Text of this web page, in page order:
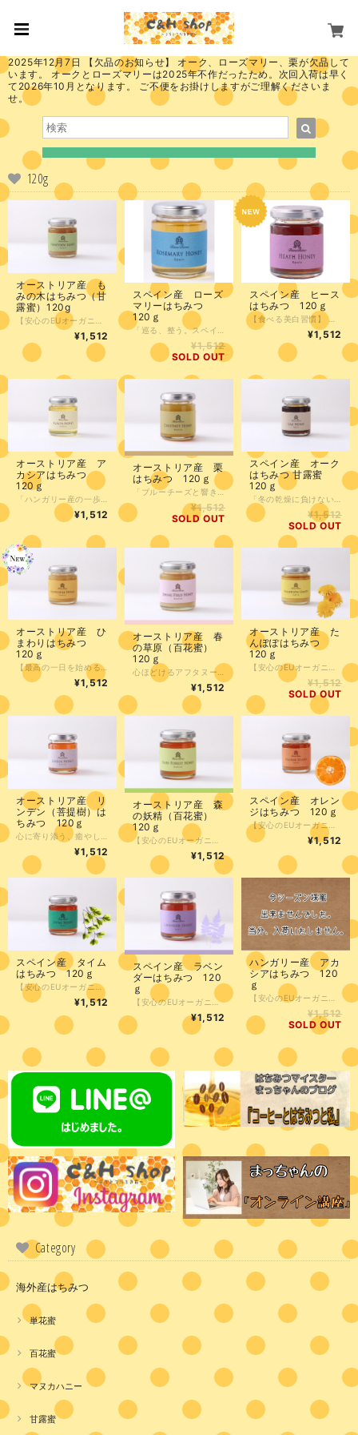
2025年12月7日 【欠品のお知らせ】 オーク、ローズマリー、栗が欠品して
います。 オークとローズマリーは2025年不作だったため。次回入荷は早く
て2026年10月となります。 ご不便をお掛けしますがご理解くださいま
せ。
120g
オーストリア産 も
みの木はちみつ（甘
露蜜）120g
¥1,512
スペイン産 ローズ
マリーはちみつ
120ｇ
¥1,512
SOLD OUT
スペイン産 ヒース
はちみつ 120ｇ
【食べる美白習慣】 「“アルブチン”を豊富に含む、スペインの森の美容蜜。内側から輝く毎日へ」 高級化粧品の美白成分として知られる「アルブチン」。ヒースはちみつは、この成分を天然の状態で豊富に含んでいます。 「食べる美容液」として毎朝のスプーン1杯を習慣に。また、保湿力に優れているため、お手持ちのローションに混ぜて「ハチミツパック」を楽しむのもおすすめです。スペインの太陽が育てた野生の力で、透き通るような美しさをサポートします。 ●1歳未満の乳児には与えないでください。 採蜜時期 6月中旬 採蜜場所 （アンダルシア スペイン）
¥1,512
オーストリア産 ア
カシアはちみつ
120ｇ
¥1,512
オーストリア産 栗
はちみつ 120ｇ
「ブルーチーズと響き合う、芳醇な苦味。大人のための『栗のはちみつ』」 オーストリアの山々に自生する栗の花から生まれた、琥珀色の一滴。 最大の特徴は、木の香りとピリッとしたアロマ、そして赤ワインのように心地よい「タンニン」の余韻です。 ブルーチーズなど濃厚なチーズに合わせれば、レストランのような極上のマリアージュが完成。ライ麦パンやくるみパンにひと塗りして、ワイン片手に愉しむ。そんな「夜の贅沢」を知る大人にこそ味わってほしい逸品です。 ●1歳未満の乳児には与えないでください。 採蜜時期 6月中旬 採蜜場所（南シュタイヤーマルク オーストリア）
¥1,512
SOLD OUT
スペイン産 オーク
はちみつ 甘露蜜
120ｇ
¥1,512
SOLD OUT
オーストリア産 ひ
まわりはちみつ
120ｇ
【最高の一日を始める朝の魔法】 「ハニー・オブ・ザ・イヤー最優秀賞。心まで輝く『ひまわり』の贈り物」 朝の光を浴びるひまわりのように、一口で笑顔がこぼれる特別な一杯を。 2度の日本一（海外産部門）に輝いたこのはちみつは、鮮やかなイエローと、アプリコットのようなフルーティーな甘みが特徴です。 おすすめは、ヨーグルトにドライフルーツとパルメザンチーズを添えた贅沢な一皿。 雨の日も、忙しい朝も。最高級の「ひまわりはちみつ」があれば、今日も一日キラッキラの笑顔で過ごせるはず。自分への最高のご褒美を、食卓に。 ●1歳未満の乳児には与えないでください。 採蜜時期 7月初め 採蜜場所 (シュタイヤーマルク オーストリア)
¥1,512
オーストリア産 春
の草原（百花蜜）
120ｇ
¥1,512
オーストリア産 た
んぽぽはちみつ
120ｇ
¥1,512
SOLD OUT
オーストリア産 リ
ンデン（菩提樹）は
ちみつ 120ｇ
¥1,512
オーストリア産 森
の妖精（百花蜜）
120ｇ
¥1,512
スペイン産 オレン
ジはちみつ 120ｇ
¥1,512
スペイン産 タイム
はちみつ 120ｇ
【安心のEUオーガニック規定認定】 どちらかというとハーブが苦手なわたし。 ハーブらしさも、もちろん感じるけどビーネビーネの『タイムはちみつ』は、爽やかだけど爽やか過ぎず、深い味わいだからオススメと友人に勧められ食べてみた。 確かに爽やかでハーブらしさも感じるのだけど、なぜだか美味しく感じる。 いや、いや、美味しいよ！これ。 抗酸化作用が高いそうなので、これは”寝る前はちみつ”に決まりかな。 眠る１時間前に食べたいはちみつ・・・ 紅茶やハーブティーに。 ハードチーズとの相性が良い。 キリッとした味わい とハーブ独特の個性的な香りが持続する 。口臭予防、口腔ケアにそのまま召し上がっていただくのがおすすめ。 ●1歳未満の乳児には与えないでください。 採蜜時期 8月 採蜜場所 (アンダルシア スペイン)
¥1,512
スペイン産 ラベン
ダーはちみつ 120
ｇ
【安心のEUオーガニック規定認定】 普段、コーヒー党なわたし。 たまに、紅茶も楽しみます。 あまり紅茶にはちみつは入れないけど、アッサムやディンブラにはちみつを入れて飲むなら『ラベンダーはちみつ』で決まりかな。 濃厚な味わいのディンブラにも、風味を邪魔すること亡くラベンダーはちみつの存在感を感じさせてくれます。 ヨーグルトに合わせるなら、ビーネビーネのラベンダーはちみつには絶対ギリシャヨーグルトが相性抜群だよ。 しっかりした甘みでハチミツらしい味。 のどの奥に感じる穏やかなフレーバー。お湯に溶かすだけでハーブティーのような風味に。 マドレーヌやアップルパイなどの焼き菓子にもおすすめ。 ●1歳未満の乳児には与えないでください。 採蜜時期 6月 採蜜場所 (アンダルシア スペイン)
¥1,512
ハンガリー産 アカ
シアはちみつ 120
ｇ
¥1,512
SOLD OUT
Category
海外産はちみつ
単花蜜
百花蜜
マヌカハニー
甘露蜜